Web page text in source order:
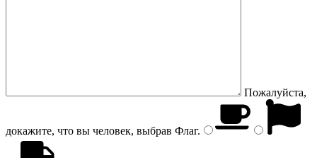
Пожалуйста,
докажите, что вы человек, выбрав Флаг.